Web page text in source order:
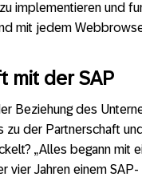
implementieren und
mit jedem
mit der SAP
Beziehung des
zu der Partnerschaft
„Alles begann mit
vier Jahren einem SAP-